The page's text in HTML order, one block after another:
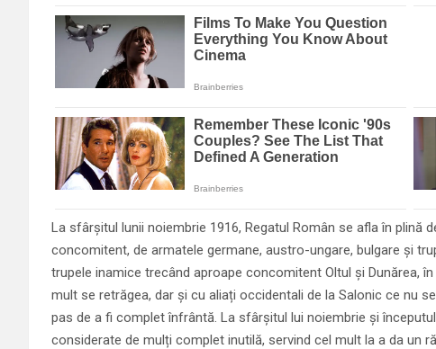
La sfârșitul lunii noiembrie 1916, Regatul Român se afla în plină
concomitent, de armatele germane, austro-ungare, bulgare și
trupele inamice trecând aproape concomitent Oltul și Dunărea,
mult se retrăgea, dar și cu aliați occidentali de la Salonic ce nu
pas de a fi complet înfrântă. La sfârșitul lui noiembrie și
considerate de mulți complet inutilă, servind cel mult la a da un